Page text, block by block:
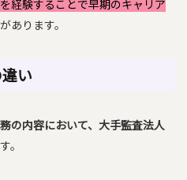
経験することで早期のキャリア
あります。
い
の内容において、大手監査法人
。